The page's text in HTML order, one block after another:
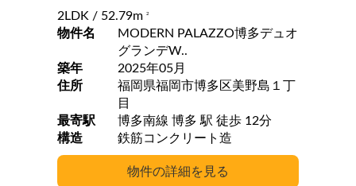
2LDK / 52.79m 2
物件名
MODERN PALAZZO博多デュオ
グランデW..
築年
2025年05月
住所
福岡県福岡市博多区美野島１丁
目
最寄駅
博多南線 博多 駅 徒歩 12分
構造
鉄筋コンクリート造